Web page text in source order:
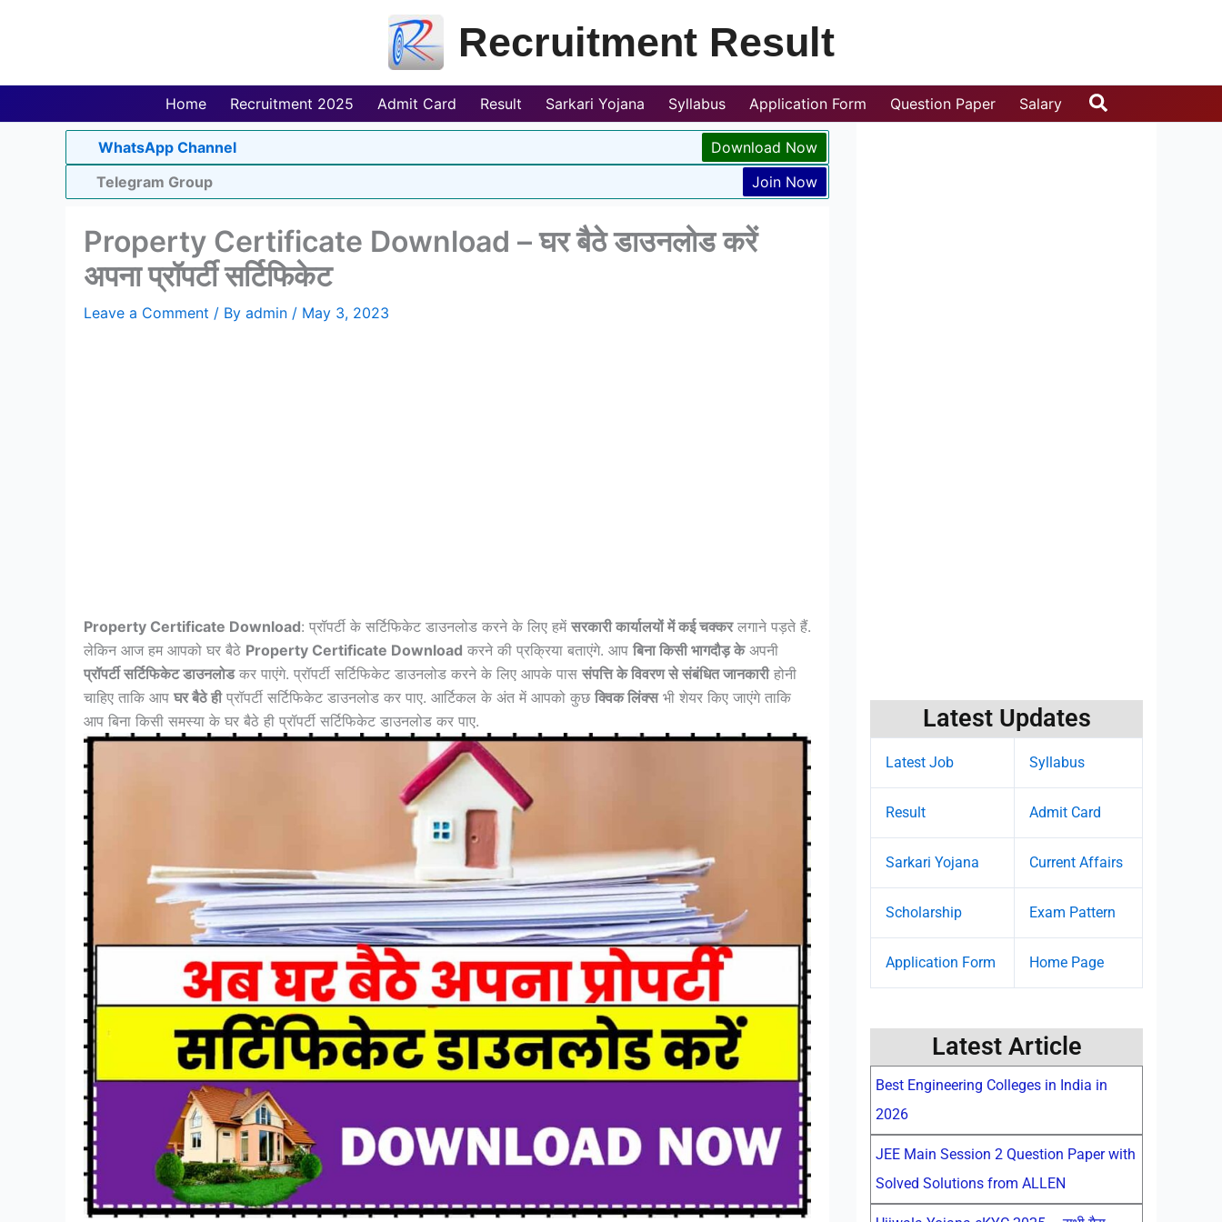
Recruitment Result
Home Recruitment 2025 Admit Card Result Sarkari Yojana Syllabus Application Form Question Paper Salary Search
WhatsApp Channel
Download Now
Telegram Group
Join Now
Property Certificate Download – घर बैठे डाउनलोड करें
अपना प्रॉपर्टी सर्टिफिकेट
Leave a Comment / By admin / May 3, 2023
Property Certificate Download: प्रॉपर्टी के सर्टिफिकेट डाउनलोड करने के लिए हमें सरकारी कार्यालयों में कई चक्करलगाने पड़ते हैं.
लेकिन आज हम आपको घर बैठे Property Certificate Download करने की प्रक्रिया बताएंगे. आप बिना किसी भागदौड़ केअपनी
प्रॉपर्टी सर्टिफिकेट डाउनलोडकर पाएंगे. प्रॉपर्टी सर्टिफिकेट डाउनलोड करने के लिए आपके पास संपत्ति के विवरण से संबंधित जानकारीहोनी
चाहिए ताकि आप घर बैठे हीप्रॉपर्टी सर्टिफिकेट डाउनलोड कर पाए. आर्टिकल के अंत में आपको कुछ क्विक लिंक्सभी शेयर किए जाएंगे ताकि
आप बिना किसी समस्या के घर बैठे ही प्रॉपर्टी सर्टिफिकेट डाउनलोड कर पाए.
Latest Updates
Latest Job Syllabus
Result Admit Card
Sarkari Yojana Current Affairs
Scholarship Exam Pattern
Application Form Home Page
Latest Article
Best Engineering Colleges in India in
2026
JEE Main Session 2 Question Paper with
Solved Solutions from ALLEN